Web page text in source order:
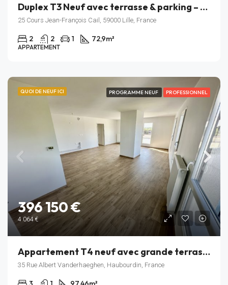
Duplex T3 Neuf avec terrasse & parking – cœur de l’écoquartier Fives Cail (Lille)
25 Cours Jean-François Cail, 59000 Lille, France
2 2 1 72,9m²
APPARTEMENT
QUOI DE NEUF ICI PROGRAMME NEUF PROFESSIONNEL
396 150 €
4 064 €
Appartement T4 neuf avec grande terrasse – Résidence Rive Gauche – Haubourdin – Lot C_503
35 Rue Albert Vanderhaeghen, Haubourdin, France